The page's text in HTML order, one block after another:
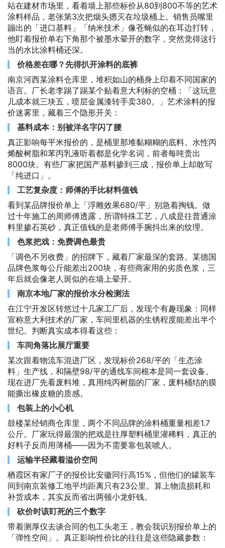
站在建材市场里，看着墙上那些标价从80到800不等的艺术
涂料样品，老张第3次把烟头摁灭在垃圾桶上。销售员嘴里
蹦出的「进口基料」「纳米技术」像苍蝇似的在耳边打转，
他盯着报价单右下角那个被墨水晕开的数字，突然觉得这行
当的水比涂料桶还深。
价格差在哪？先得扒开涂料的底裤
南京河西某涂料仓库里，堆积如山的桶身上印着不同国家的
语言。厂长老李踢了踢某个贴着意大利标的空桶：「这玩意
儿成本就三块五，喷层金属漆转手卖380。」艺术涂料的报
价迷雾里，藏着三个隐形开关：
基料成本：别被洋名字闪了腰
真正影响每平米报价的，是桶里那堆黏糊糊的底料。水性丙
烯酸树脂和苯丙乳液听着都是化学名词，前者每吨贵出
8000块。有些厂家把国产基料掺到三成，报价单上却敢写
「纯进口」。
工艺复杂度：师傅的手比材料值钱
看到某品牌报价单上「浮雕效果680/平」别急着掏钱。做
过十年施工的周师傅透露，所谓特殊工艺，八成是往普通涂
料里掺石英砂，真正值钱的是老师傅手腕抖出来的纹理。
色浆把戏：免费调色最贵
「调色不另收费」的招牌下，藏着厂家最深的套路。某德国
品牌色浆每公斤能差出200块，有些商家用的劣质色浆，三
年后就会像老人斑似的在墙上晕开。
南京本地厂家的报价水分检测法
在江宁开发区转悠过十几家工厂后，发现个有趣现象：同样
宣称意大利技术的厂家，车间里机器的生锈程度能差出半个
世纪。判断真实成本得看这些：
车间角落比展厅重要
某次跟着物流车混进厂区，发现标价268/平的「生态涂
料」生产线，和隔壁98/平的通线车间根本是同一套设备。
现在进厂先看废料堆，真用纯丙树脂的厂家，废料桶结的膜
能撕出橡皮糖的质感。
包装上的小心机
鼓楼某经销商仓库里，两个不同品牌的涂料桶重量相差1.7
公斤。厂家玩得最溜的把戏是往厚塑料桶里灌稀料，真正的
好料子反而用薄桶——因为不需要靠包装唬人。
运输半径藏着溢价空间
栖霞区有家厂子的报价比安徽同行高15%，但他们的罐装车
间到南京装修工地平均距离只有23公里。算上物流损耗和
补货成本，其实反而省出两顿小龙虾钱。
砍价时该盯死的三个数字
带着测厚仪去谈合同的包工头老王，教会我识别报价单上的
「弹性空间」。真正影响性价比的往往是这些隐藏参数：